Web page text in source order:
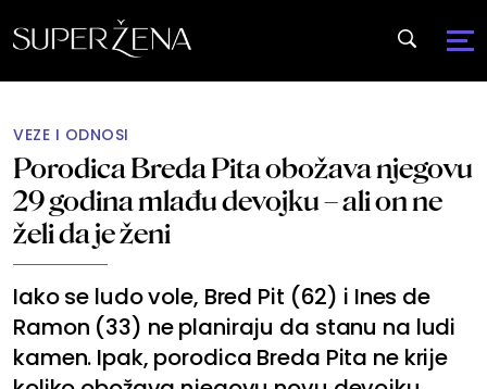
VEZE I ODNOSI
Porodica Breda Pita obožava njegovu
29 godina mlađu devojku – ali on ne
želi da je ženi
Iako se ludo vole, Bred Pit (62) i Ines de
Ramon (33) ne planiraju da stanu na ludi
kamen. Ipak, porodica Breda Pita ne krije